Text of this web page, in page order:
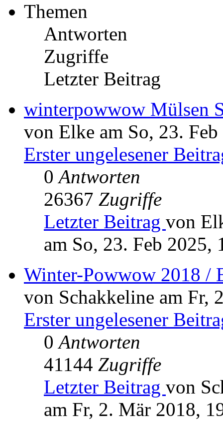
Themen
Antworten
Zugriffe
Letzter Beitrag
winterpowwow Mülsen
von Elke am So, 23.
Erster ungelesener
0Antworten
26367 Zugriffe
Letzter Beitrag von
am So, 23. Feb 2025,
Winter-Powwow 2018 /
von Schakkeline am Fr,
Erster ungelesener
0Antworten
41144 Zugriffe
Letzter Beitrag von
am Fr, 2. Mär 2018,